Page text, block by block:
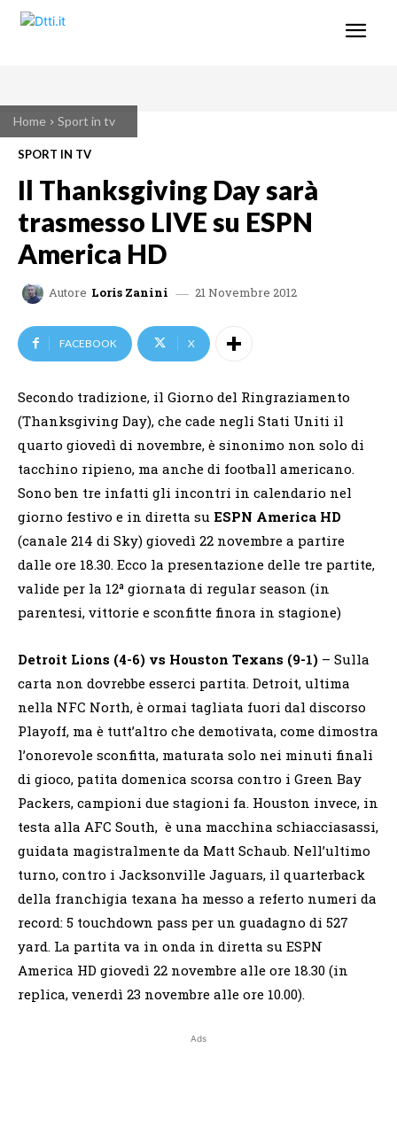
Home Sport in tv
SPORT IN TV
Il Thanksgiving Day sarà
trasmesso LIVE su ESPN
America HD
Autore Loris Zanini 21 Novembre 2012
FACEBOOK X
Secondo tradizione, il Giorno del Ringraziamento
(Thanksgiving Day), che cade negli Stati Uniti il
quarto giovedì di novembre, è sinonimo non solo di
tacchino ripieno, ma anche di football americano.
Sono ben tre infatti gli incontri in calendario nel
giorno festivo e in diretta su ESPN America HD
(canale 214 di Sky) giovedì 22 novembre a partire
dalle ore 18.30. Ecco la presentazione delle tre partite,
valide per la 12ª giornata di regular season (in
parentesi, vittorie e sconfitte finora in stagione)
Detroit Lions (4-6) vs Houston Texans (9-1) – Sulla
carta non dovrebbe esserci partita. Detroit, ultima
nella NFC North, è ormai tagliata fuori dal discorso
Playoff, ma è tutt’altro che demotivata, come dimostra
l’onorevole sconfitta, maturata solo nei minuti finali
di gioco, patita domenica scorsa contro i Green Bay
Packers, campioni due stagioni fa. Houston invece, in
testa alla AFC South, è una macchina schiacciasassi,
guidata magistralmente da Matt Schaub. Nell’ultimo
turno, contro i Jacksonville Jaguars, il quarterback
della franchigia texana ha messo a referto numeri da
record: 5 touchdown pass per un guadagno di 527
yard. La partita va in onda in diretta su ESPN
America HD giovedì 22 novembre alle ore 18.30 (in
replica, venerdì 23 novembre alle ore 10.00).
Ads